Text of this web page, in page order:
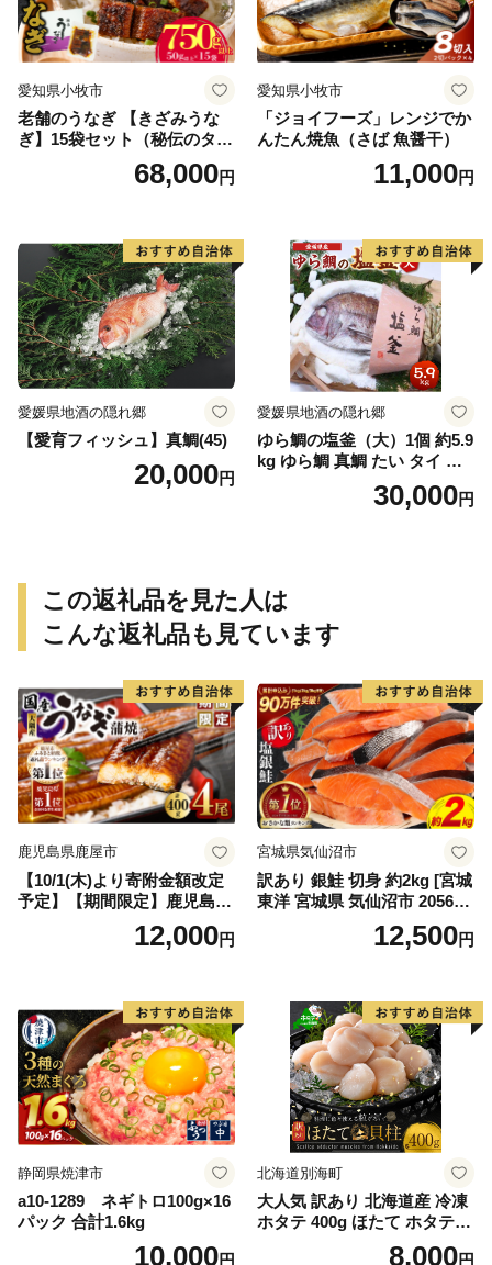
愛知県小牧市
老舗のうなぎ 【きざみうな
ぎ】15袋セット（秘伝のタレ
68,000円
愛知県小牧市
「ジョイフーズ」レンジでか
んたん焼魚（さば 魚醤干）
11,000円
愛媛県地酒の隠れ郷
【愛育フィッシュ】真鯛(45)
20,000円
愛媛県地酒の隠れ郷
ゆら鯛の塩釜（大）1個 約5.9
kg ゆら鯛 真鯛 たい タイ 鯛
塩釜焼き 塩釜 魚 魚介類 海鮮
祝い事 お祝い ハレの日 食品
30,000円
この返礼品を見た人は
こんな返礼品も見ています
鹿児島県鹿屋市
【10/1(木)より寄附金額改定
予定】【期間限定】鹿児島県
大隅産うなぎ蒲焼4尾（400
g） KN007-02312,000円
宮城県気仙沼市
訳あり 銀鮭 切身 約2kg [宮城
東洋 宮城県 気仙沼市 205649
91] 鮭 魚介類 海鮮 訳アリ 規
格外 不揃い さけ サケ 鮭切身
切り身 魚 わけあり
12,500円
静岡県焼津市
a10-1289 ネギトロ100g×16
パック 合計1.6kg
10,000円
北海道別海町
大人気 訳あり 北海道産 冷凍
ホタテ 400g ほたて ホタテ
8,000円